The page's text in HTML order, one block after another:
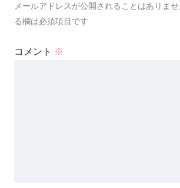
メールアドレスが公開されることはありませ
る欄は必須項目です
コメント ※